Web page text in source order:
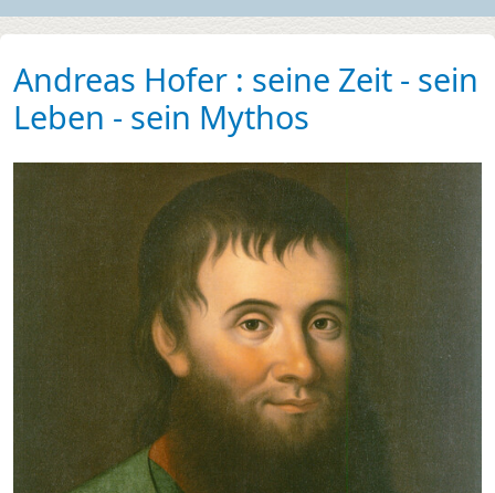
Andreas Hofer : seine Zeit - sein
Leben - sein Mythos